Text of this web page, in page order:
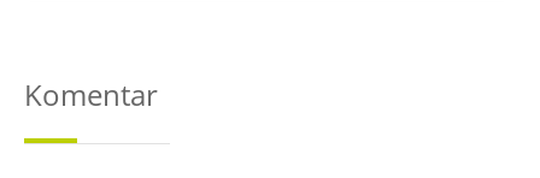
Komentar